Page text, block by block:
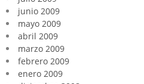
junio 2009
mayo 2009
abril 2009
marzo 2009
febrero 2009
enero 2009